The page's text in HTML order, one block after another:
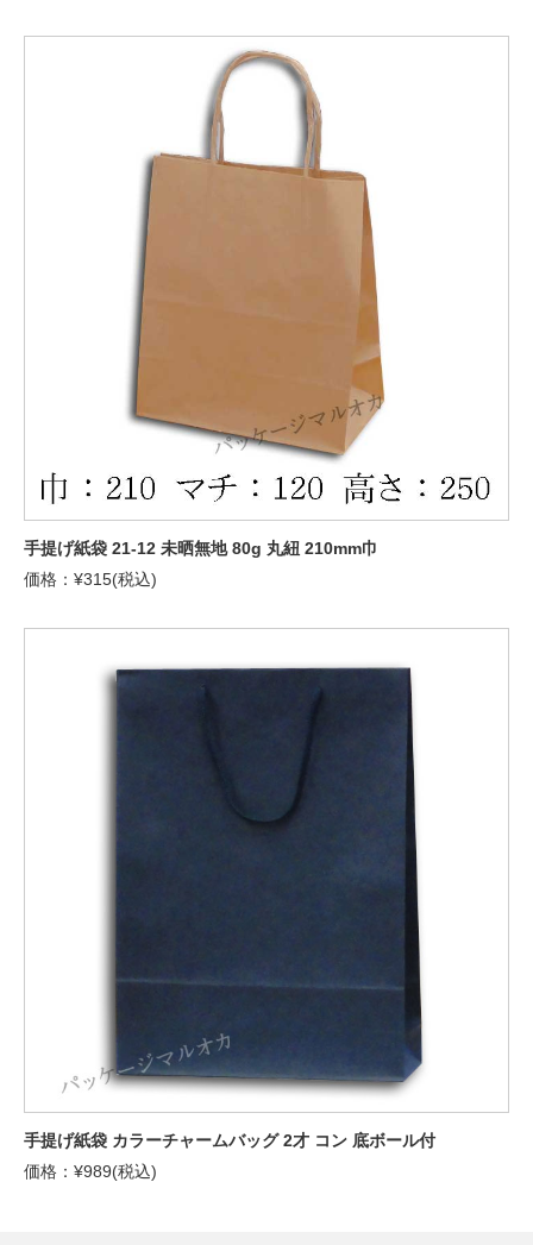
手提げ紙袋 21-12 未晒無地 80g 丸紐 210mm巾
価格：¥315(税込)
手提げ紙袋 カラーチャームバッグ 2才 コン 底ボール付
価格：¥989(税込)